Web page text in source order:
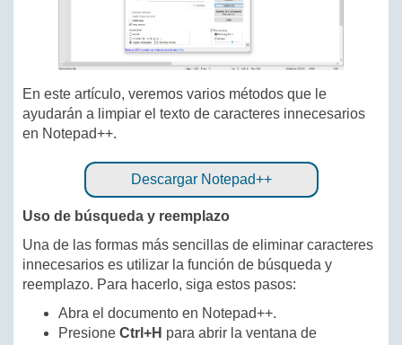
En este artículo, veremos varios métodos que le
ayudarán a limpiar el texto de caracteres innecesarios
en Notepad++.
Descargar Notepad++
Uso de búsqueda y reemplazo
Una de las formas más sencillas de eliminar caracteres
innecesarios es utilizar la función de búsqueda y
reemplazo. Para hacerlo, siga estos pasos:
Abra el documento en Notepad++.
Presione Ctrl+H para abrir la ventana de